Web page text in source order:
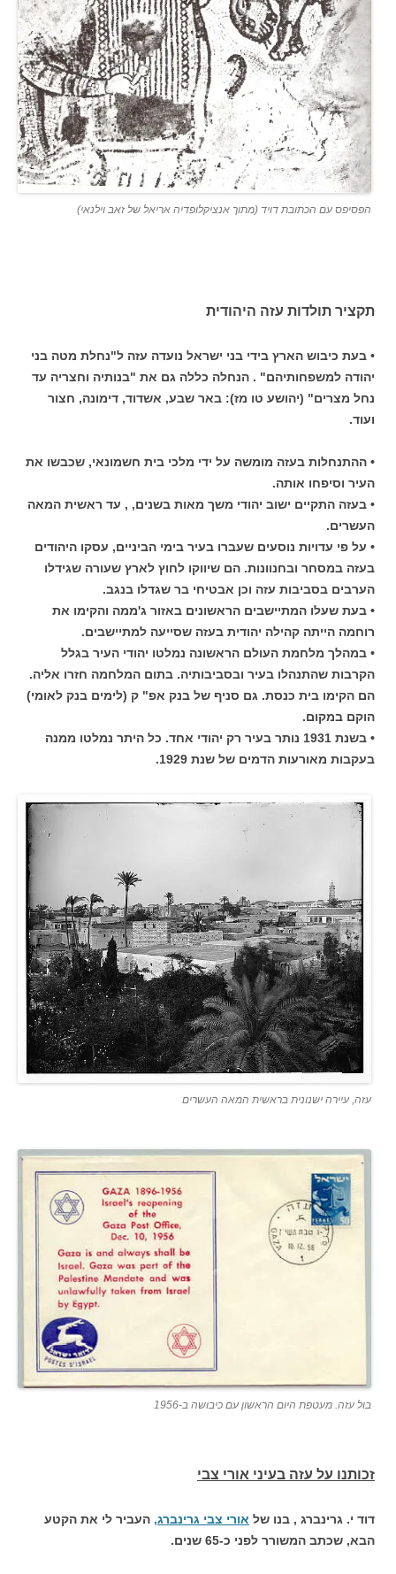
הפסיפס עם הכתובת דויד (מתוך אנציקלופדיה אריאל של זאב וילנאי)
תקציר תולדות עזה היהודית
• בעת כיבוש הארץ בידי בני ישראל נועדה עזה ל"נחלת מטה בני
יהודה למשפחותיהם" . הנחלה כללה גם את "בנותיה וחצריה עד
נחל מצרים" (יהושע טו מז): באר שבע, אשדוד, דימונה, חצור
ועוד.
• ההתנחלות בעזה מומשה על ידי מלכי בית חשמונאי, שכבשו את
העיר וסיפחו אותה.
• בעזה התקיים ישוב יהודי משך מאות בשנים, , עד ראשית המאה
העשרים.
• על פי עדויות נוסעים שעברו בעיר בימי הביניים, עסקו היהודים
בעזה במסחר ובחנוונות. הם שיווקו לחוץ לארץ שעורה שגידלו
הערבים בסביבות עזה וכן אבטיחי בר שגדלו בנגב.
• בעת שעלו המתיישבים הראשונים באזור ג'ממה והקימו את
רוחמה הייתה קהילה יהודית בעזה שסייעה למתיישבים.
• במהלך מלחמת העולם הראשונה נמלטו יהודי העיר בגלל
הקרבות שהתנהלו בעיר ובסביבותיה. בתום המלחמה חזרו אליה.
הם הקימו בית כנסת. גם סניף של בנק אפ" ק (לימים בנק לאומי)
הוקם במקום.
• בשנת 1931 נותר בעיר רק יהודי אחד. כל היתר נמלטו ממנה
בעקבות מאורעות הדמים של שנת 1929.
עזה, עיירה ישנונית בראשית המאה העשרים
בול עזה. מעטפת היום הראשון עם כיבושה ב-1956
זכותנו על עזה בעיני אורי צבי
דוד י. גרינברג , בנו של אורי צבי גרינברג, העביר לי את הקטע
הבא, שכתב המשורר לפני כ-65 שנים.